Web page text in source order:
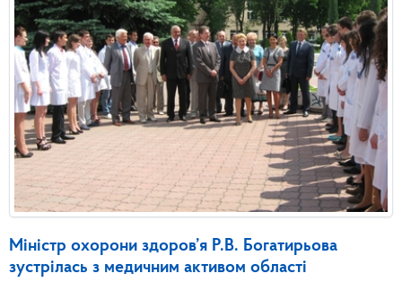
Міністр охорони здоров’я Р.В. Богатирьова
зустрілась з медичним активом області